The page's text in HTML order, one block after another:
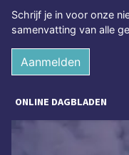
Schrijf je in voor onze
samenvatting van alle
Aanmelden
ONLINE DAGBLADEN